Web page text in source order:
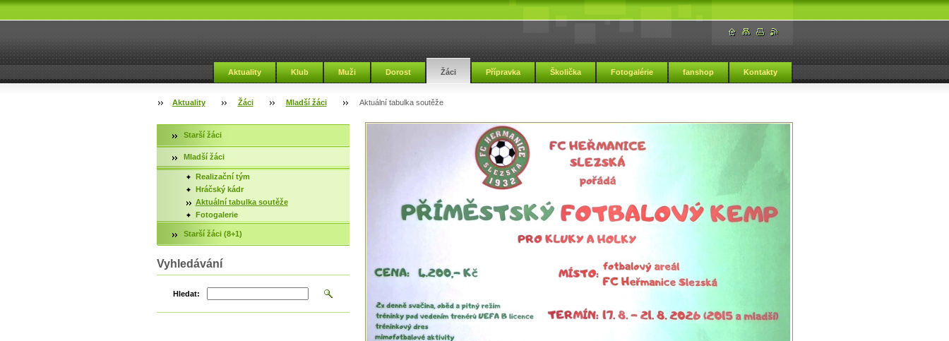
Aktuality Klub Muži Dorost Žáci Přípravka Školička Fotogalérie fanshop Kontakty
Aktuality Žáci Mladší žáci Aktuální tabulka soutěže
Starší žáci
Mladší žáci
Realizační tým
Hráčský kádr
Aktuální tabulka soutěže
Fotogalerie
Starší žáci (8+1)
Vyhledávání
Hledat: